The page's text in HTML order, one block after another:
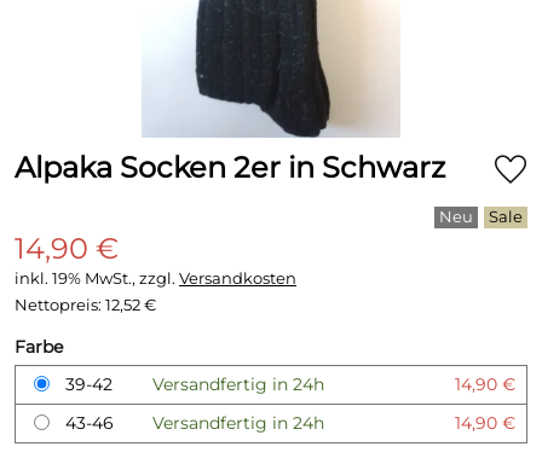
Alpaka Socken 2er in Schwarz
14,90 €
inkl. 19% MwSt., zzgl. Versandkosten
Nettopreis: 12,52 €
Farbe
39-42
Versandfertig in 24h
14,90 €
43-46
Versandfertig in 24h 14,90 €